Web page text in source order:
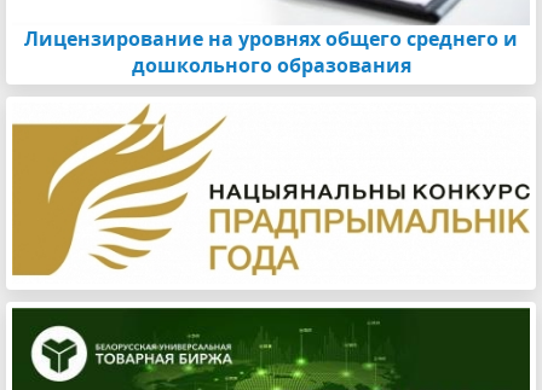
Лицензирование на уровнях общего среднего и
дошкольного образования